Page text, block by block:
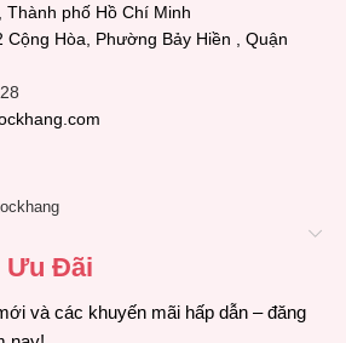
Thành phố Hồ Chí Minh
Cộng Hòa, Phường Bảy Hiền , Quận
Ưu Đãi
và các khuyến mãi hấp dẫn – đăng